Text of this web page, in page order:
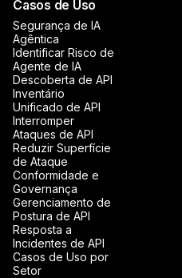
Casos de Uso
Segurança de IA
Agêntica
Identificar Risco de
Agente de IA
Descoberta de API
Inventário
Unificado de API
Interromper
Ataques de API
Reduzir Superfície
de Ataque
Conformidade e
Governança
Gerenciamento de
Postura de API
Resposta a
Incidentes de API
Casos de Uso por
Setor